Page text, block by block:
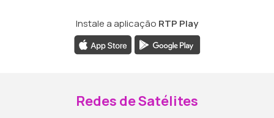
Instale a aplicação RTP Play
Redes de Satélites